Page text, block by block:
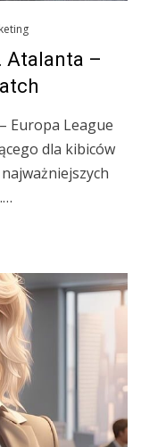
Atalanta –
Europa League
dla kibiców